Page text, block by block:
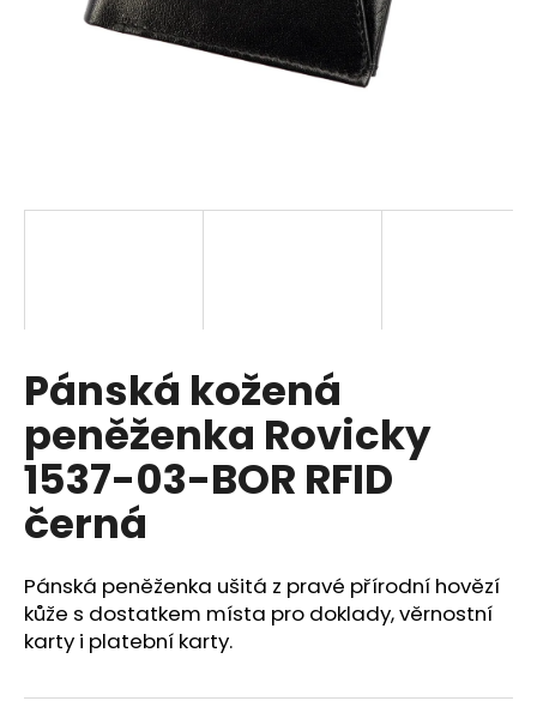
Pánská kožená
peněženka Rovicky
1537-03-BOR RFID
černá
Pánská peněženka ušitá z pravé přírodní hovězí
kůže s dostatkem místa pro doklady, věrnostní
karty i platební karty.
D
o
p
o
r
u
č
j
e
m